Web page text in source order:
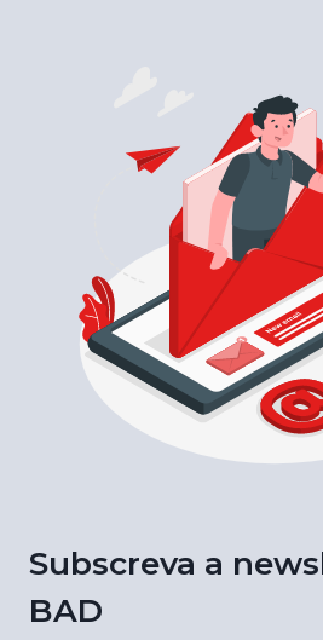
Subscreva a
BAD